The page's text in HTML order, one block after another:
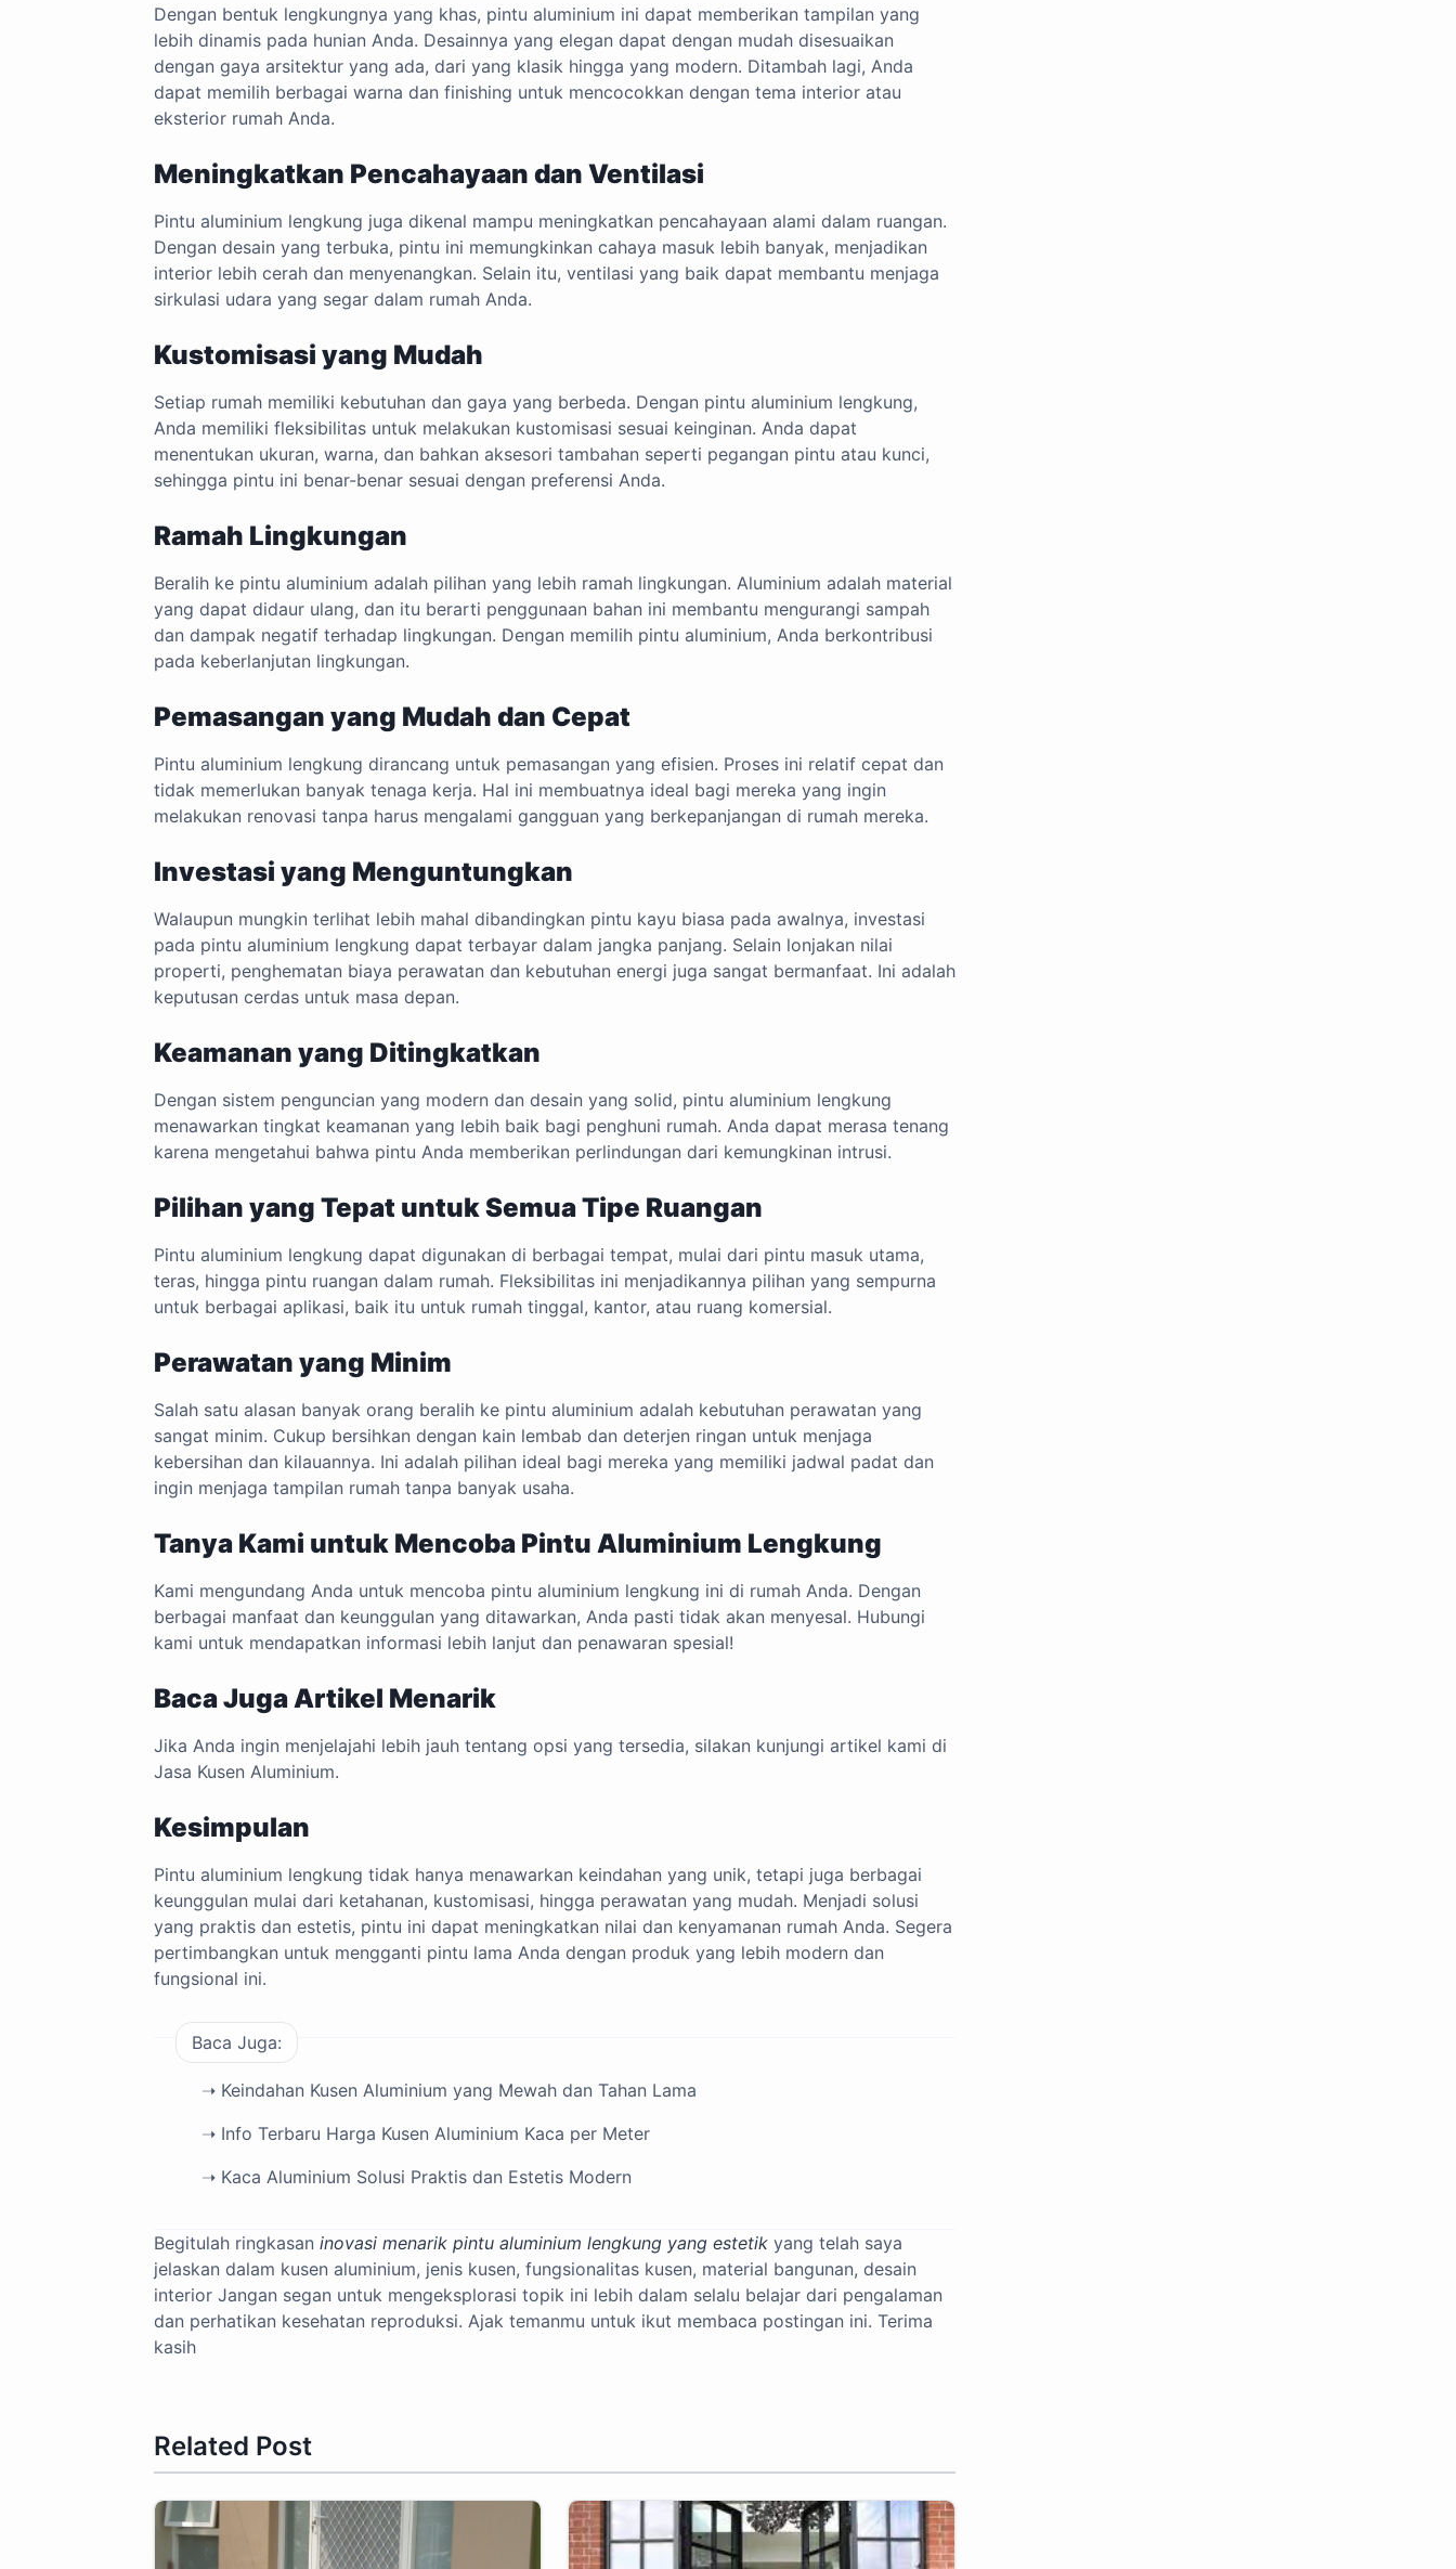
Dengan bentuk lengkungnya yang khas, pintu aluminium ini dapat memberikan tampilan yang
lebih dinamis pada hunian Anda. Desainnya yang elegan dapat dengan mudah disesuaikan
dengan gaya arsitektur yang ada, dari yang klasik hingga yang modern. Ditambah lagi, Anda
dapat memilih berbagai warna dan finishing untuk mencocokkan dengan tema interior atau
eksterior rumah Anda.
Meningkatkan Pencahayaan dan Ventilasi
Pintu aluminium lengkung juga dikenal mampu meningkatkan pencahayaan alami dalam ruangan.
Dengan desain yang terbuka, pintu ini memungkinkan cahaya masuk lebih banyak, menjadikan
interior lebih cerah dan menyenangkan. Selain itu, ventilasi yang baik dapat membantu menjaga
sirkulasi udara yang segar dalam rumah Anda.
Kustomisasi yang Mudah
Setiap rumah memiliki kebutuhan dan gaya yang berbeda. Dengan pintu aluminium lengkung,
Anda memiliki fleksibilitas untuk melakukan kustomisasi sesuai keinginan. Anda dapat
menentukan ukuran, warna, dan bahkan aksesori tambahan seperti pegangan pintu atau kunci,
sehingga pintu ini benar-benar sesuai dengan preferensi Anda.
Ramah Lingkungan
Beralih ke pintu aluminium adalah pilihan yang lebih ramah lingkungan. Aluminium adalah material
yang dapat didaur ulang, dan itu berarti penggunaan bahan ini membantu mengurangi sampah
dan dampak negatif terhadap lingkungan. Dengan memilih pintu aluminium, Anda berkontribusi
pada keberlanjutan lingkungan.
Pemasangan yang Mudah dan Cepat
Pintu aluminium lengkung dirancang untuk pemasangan yang efisien. Proses ini relatif cepat dan
tidak memerlukan banyak tenaga kerja. Hal ini membuatnya ideal bagi mereka yang ingin
melakukan renovasi tanpa harus mengalami gangguan yang berkepanjangan di rumah mereka.
Investasi yang Menguntungkan
Walaupun mungkin terlihat lebih mahal dibandingkan pintu kayu biasa pada awalnya, investasi
pada pintu aluminium lengkung dapat terbayar dalam jangka panjang. Selain lonjakan nilai
properti, penghematan biaya perawatan dan kebutuhan energi juga sangat bermanfaat. Ini adalah
keputusan cerdas untuk masa depan.
Keamanan yang Ditingkatkan
Dengan sistem penguncian yang modern dan desain yang solid, pintu aluminium lengkung
menawarkan tingkat keamanan yang lebih baik bagi penghuni rumah. Anda dapat merasa tenang
karena mengetahui bahwa pintu Anda memberikan perlindungan dari kemungkinan intrusi.
Pilihan yang Tepat untuk Semua Tipe Ruangan
Pintu aluminium lengkung dapat digunakan di berbagai tempat, mulai dari pintu masuk utama,
teras, hingga pintu ruangan dalam rumah. Fleksibilitas ini menjadikannya pilihan yang sempurna
untuk berbagai aplikasi, baik itu untuk rumah tinggal, kantor, atau ruang komersial.
Perawatan yang Minim
Salah satu alasan banyak orang beralih ke pintu aluminium adalah kebutuhan perawatan yang
sangat minim. Cukup bersihkan dengan kain lembab dan deterjen ringan untuk menjaga
kebersihan dan kilauannya. Ini adalah pilihan ideal bagi mereka yang memiliki jadwal padat dan
ingin menjaga tampilan rumah tanpa banyak usaha.
Tanya Kami untuk Mencoba Pintu Aluminium Lengkung
Kami mengundang Anda untuk mencoba pintu aluminium lengkung ini di rumah Anda. Dengan
berbagai manfaat dan keunggulan yang ditawarkan, Anda pasti tidak akan menyesal. Hubungi
kami untuk mendapatkan informasi lebih lanjut dan penawaran spesial!
Baca Juga Artikel Menarik
Jika Anda ingin menjelajahi lebih jauh tentang opsi yang tersedia, silakan kunjungi artikel kami di
Jasa Kusen Aluminium.
Kesimpulan
Pintu aluminium lengkung tidak hanya menawarkan keindahan yang unik, tetapi juga berbagai
keunggulan mulai dari ketahanan, kustomisasi, hingga perawatan yang mudah. Menjadi solusi
yang praktis dan estetis, pintu ini dapat meningkatkan nilai dan kenyamanan rumah Anda. Segera
pertimbangkan untuk mengganti pintu lama Anda dengan produk yang lebih modern dan
fungsional ini.
Baca Juga:
➝ Keindahan Kusen Aluminium yang Mewah dan Tahan Lama
➝ Info Terbaru Harga Kusen Aluminium Kaca per Meter
➝ Kaca Aluminium Solusi Praktis dan Estetis Modern
Begitulah ringkasan inovasi menarik pintu aluminium lengkung yang estetik yang telah saya
jelaskan dalam kusen aluminium, jenis kusen, fungsionalitas kusen, material bangunan, desain
interior Jangan segan untuk mengeksplorasi topik ini lebih dalam selalu belajar dari pengalaman
dan perhatikan kesehatan reproduksi. Ajak temanmu untuk ikut membaca postingan ini. Terima
kasih
Related Post